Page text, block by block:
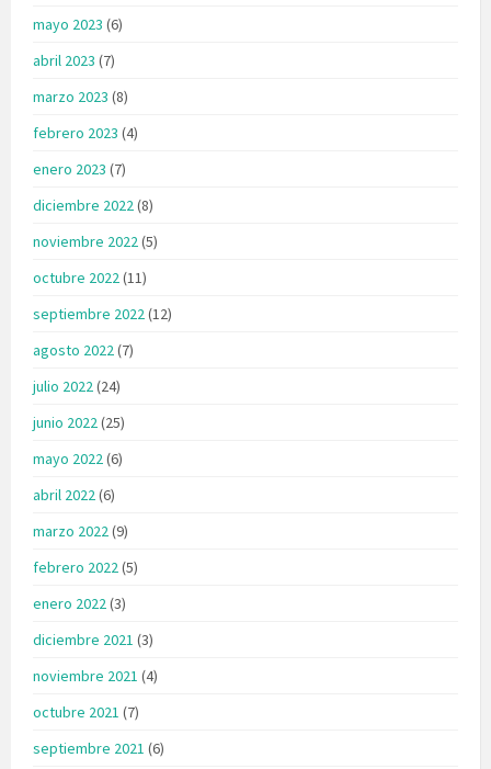
mayo 2023 (6)
abril 2023 (7)
marzo 2023 (8)
febrero 2023 (4)
enero 2023 (7)
diciembre 2022(8)
noviembre 2022(5)
octubre 2022(11)
septiembre 2022(12)
agosto 2022(7)
julio 2022(24)
junio 2022(25)
mayo 2022(6)
abril 2022(6)
marzo 2022(9)
febrero 2022(5)
enero 2022(3)
diciembre 2021 (3)
noviembre 2021 (4)
octubre 2021 (7)
septiembre 2021 (6)